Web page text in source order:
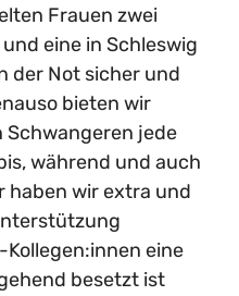
Frauen zwei
eine in Schleswig
der Not sicher und
bieten wir
jede
während und auch
haben wir extra und
eine
besetzt ist